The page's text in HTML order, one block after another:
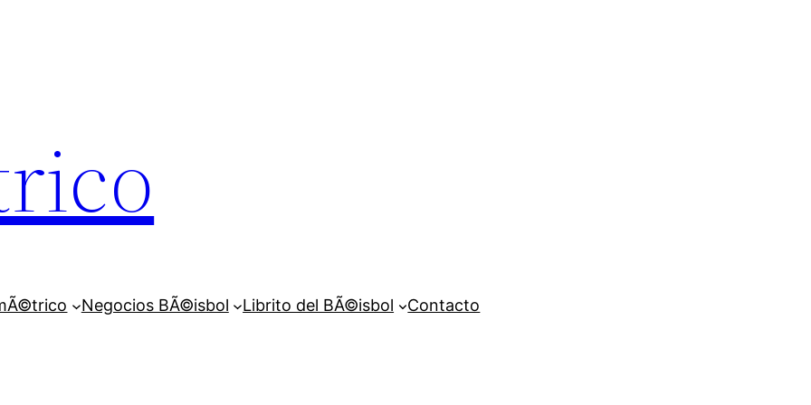
Negocios BÃ©isbol Librito del BÃ©isbol Contacto